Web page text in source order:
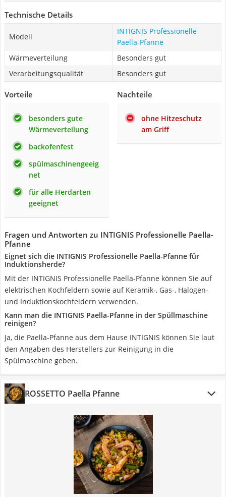
Technische Details
Modell
INTIGNIS Professionelle
Paella-Pfanne
Wärmeverteilung
Besonders gut
Verarbeitungsqualität
Besonders gut
Vorteile
besonders gute
Wärmeverteilung
backofenfest
spülmaschinengeeig
net
für alle Herdarten
geeignet
Nachteile
ohne Hitzeschutz
am Griff
Fragen und Antworten zu INTIGNIS Professionelle Paella-
Pfanne
Eignet sich die INTIGNIS Professionelle Paella-Pfanne für
Induktionsherde?
Mit der INTIGNIS Professionelle Paella-Pfanne können Sie auf
elektrischen Kochfeldern sowie auf Keramik-, Gas-, Halogen-
und Induktionskochfeldern verwenden.
Kann man die INTIGNIS Paella-Pfanne in der Spüllmaschine
reinigen?
Ja, die Paella-Pfanne aus dem Hause INTIGNIS können Sie laut
den Angaben des Herstellers zur Reinigung in die
Spülmaschine geben.
ROSSETTO Paella Pfanne